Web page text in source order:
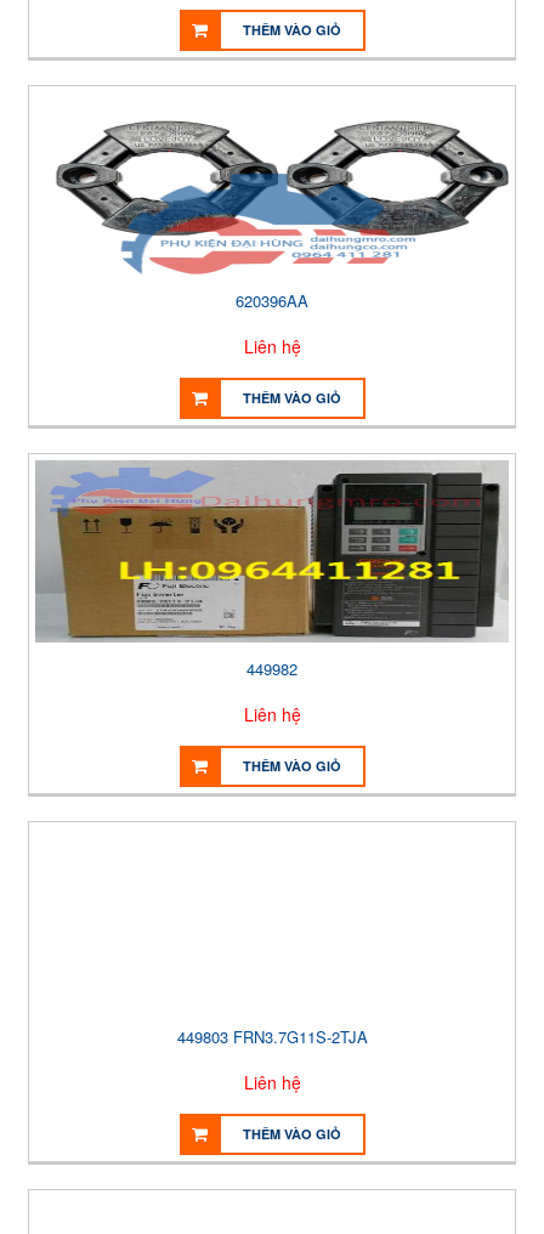
THÊM VÀO GIỎ
620396AA
Liên hệ
THÊM VÀO GIỎ
449982
Liên hệ
THÊM VÀO GIỎ
449803 FRN3.7G11S-2TJA
Liên hệ
THÊM VÀO GIỎ